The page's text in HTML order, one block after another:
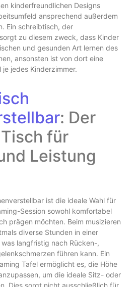
kinderfreundlichen Designs
ansprechend außerdem
Ein schreibtisch, der
zu diesem zweck, dass Kinder
und gesunden Art lernen des
ansonsten ist von dort eine
jedes Kinderzimmer.
: Der
für
Leistung
ist die ideale Wahl für
Session sowohl komfortabel
prägen möchten. Beim musizieren
diverse Stunden in einer
langfristig nach Rücken-,
führen kann. Ein
Tafel ermöglicht es, die Höhe
um die ideale Sitz- oder
Dies sorgt nicht ausschließlich für